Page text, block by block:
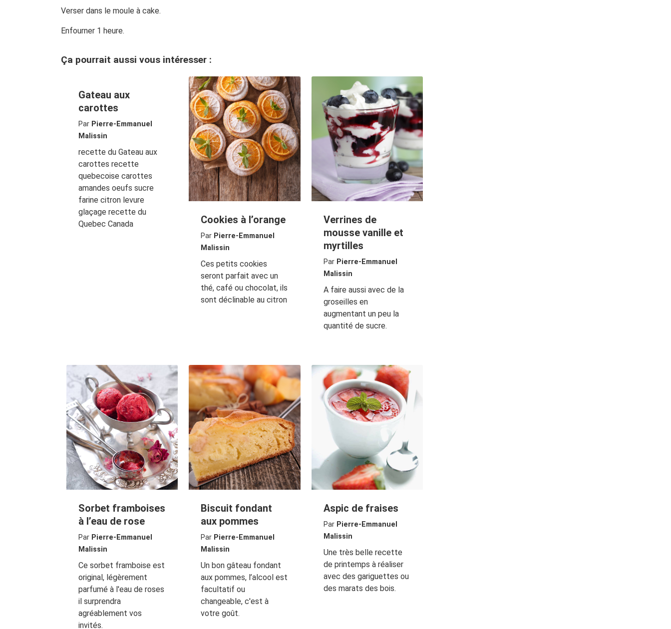
Verser dans le moule à cake.
Enfourner 1 heure.
Ça pourrait aussi vous intéresser :
Gateau aux
carottes
Par Pierre-Emmanuel
Malissin
recette du Gateau aux
carottes recette
quebecoise carottes
amandes oeufs sucre
farine citron levure
glaçage recette du
Quebec Canada
Cookies à l’orange
Par Pierre-Emmanuel
Malissin
Ces petits cookies
seront parfait avec un
thé, café ou chocolat, ils
sont déclinable au citron
Verrines de
mousse vanille et
myrtilles
Par Pierre-Emmanuel
Malissin
A faire aussi avec de la
groseilles en
augmentant un peu la
quantité de sucre.
Sorbet framboises
à l’eau de rose
Par Pierre-Emmanuel
Malissin
Ce sorbet framboise est
original, légèrement
parfumé à l'eau de roses
il surprendra
agréablement vos
invités.
Biscuit fondant
aux pommes
Par Pierre-Emmanuel
Malissin
Un bon gâteau fondant
aux pommes, l’alcool est
facultatif ou
changeable, c'est à
votre goût.
Aspic de fraises
Par Pierre-Emmanuel
Malissin
Une très belle recette
de printemps à réaliser
avec des gariguettes ou
des marats des bois.